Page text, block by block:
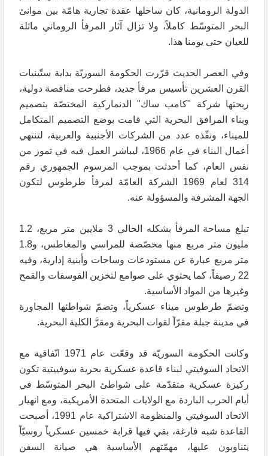
الدولة الرومانية، كان ساحلها عقدة تجارية هامّة بين موانئ
البحر المتوسّط كاملاً، ولا تزال آثار المرفأ الروماني ماثلة
للعيان حتى يومنا هذا.
وفي العصر الحديث قرّرت الحكومة السوريّة بداية ستّينيات
القرن العشرين تأسيس مرفأ جديد، فطرحت مناقصة دولية،
ربحتها شركة "كامب ساك" الدنماركية المختصّة بتصميم
وبناء المرافق البحرية التي قامت بوضع التصميم المتكامل
للميناء، ونفّذه عدد من الشركات الأجنبية والعربية، لتنتهي
أعمال البناء في عام 1966، ليباشر العمل فيه في تموز من
نفس العام، كما أحدثت بموجب المرسوم الجمهوري رقم
314 لعام 1969 الشركة العامّة لمرفأ طرطوس لتكون
الجهة المشرفة والمسؤولة عنه.
تبلغ مساحة المرفأ بشكله الحالي 3 ملايين متر مربع، 1.2
مليون متر مربع منها مخصّصة للمراسي والمغاطس، و1.8
متر مربع عبارة عن مستودعات وساحات وأبنية إدارية، وفيه
22 رصيفاً، كما يحتوي على صوامع لتخزين الفوسفات والقمح
وغيرها من المواد الأساسية.
وتضمّ طرطوس ميناء عسكرياً، وتضمّ شواطئها المجاورة
في مدينة جبلة مقرّاً لقوات البحرية ومقرَّ الكلية البحرية.
وكانت الحكومة السوريّة قد وقعّت عام 1971 اتّفاقية مع
الاتحاد السوفيتي لبناء قاعدة عسكرية بحرية سوفييتية تكون
ركيزة عسكرية متقدّمة على شواطئ البحر المتوسّط في
أيام الحرب الباردة مع الولايات المتحدة الأمريكية، ومع انهيار
الاتحاد السوفيتي والمنظومة الاشتراكية عام 1991، أصبحت
القاعدة شبه فارغة، بقي فيها قرابة خمسين عسكرياً روسيّاً
يتناوبون عليها، مهمّتهم الأساسية هي صيانة السفن